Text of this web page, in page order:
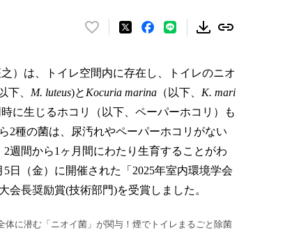
い
！
数
を
読
み
込
み
中
で
）は、トイレ空間内に存在し、トイレのニオ
下、 M. luteus)と Kocuria marina （以下、 K. mari
に生じるホコリ（以下、ペーパーホコリ）も
2種の菌は、尿汚れやペーパーホコリがない
週間から1ヶ月間にわたり生育することがわ
日（金）に開催された「2025年室内環境学会
長奨励賞(技術部門)を受賞しました。
に潜む「ニオイ菌」が関与！煙でトイレまるごと除菌